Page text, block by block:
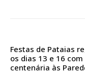
Festas de Pataias
os dias 13 e 16
centenária às